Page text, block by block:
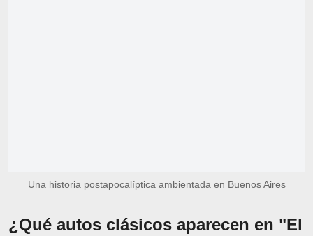
Una historia postapocalíptica ambientada en Buenos Aires
¿Qué autos clásicos aparecen en "El